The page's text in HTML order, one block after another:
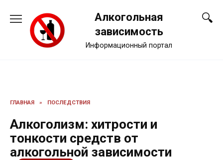
содержанию
Алкогольная
зависимость
Информационный портал
ГЛАВНАЯ » ПОСЛЕДСТВИЯ
Алкоголизм: хитрости и
тонкости средств от
алкогольной зависимости